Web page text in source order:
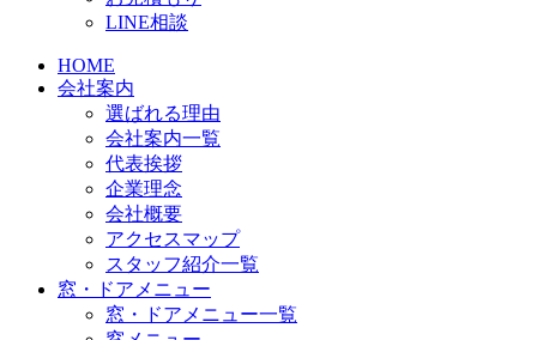
LINE相談
HOME
会社案内
選ばれる理由
会社案内一覧
代表挨拶
企業理念
会社概要
アクセスマップ
スタッフ紹介一覧
窓・ドアメニュー
窓・ドアメニュー一覧